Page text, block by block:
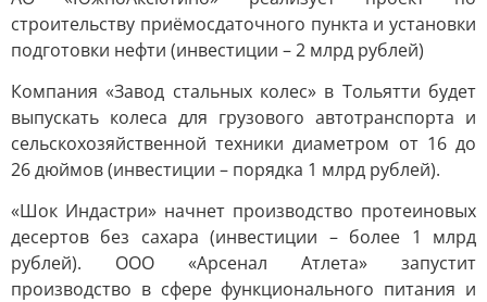
строительству приёмосдаточного пункта и установки
подготовки нефти (инвестиции – 2 млрд рублей)
Компания «Завод стальных колес» в Тольятти будет
выпускать колеса для грузового автотранспорта и
сельскохозяйственной техники диаметром от 16 до
26 дюймов (инвестиции – порядка 1 млрд рублей).
«Шок Индастри» начнет производство протеиновых
десертов без сахара (инвестиции – более 1 млрд
рублей). ООО «Арсенал Атлета» запустит
производство в сфере функционального питания и